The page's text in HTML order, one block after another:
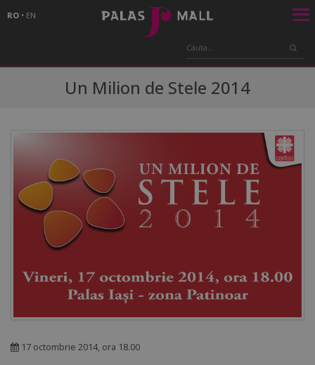
RO • EN
Un Milion de Stele 2014
17 octombrie 2014, ora 18.00